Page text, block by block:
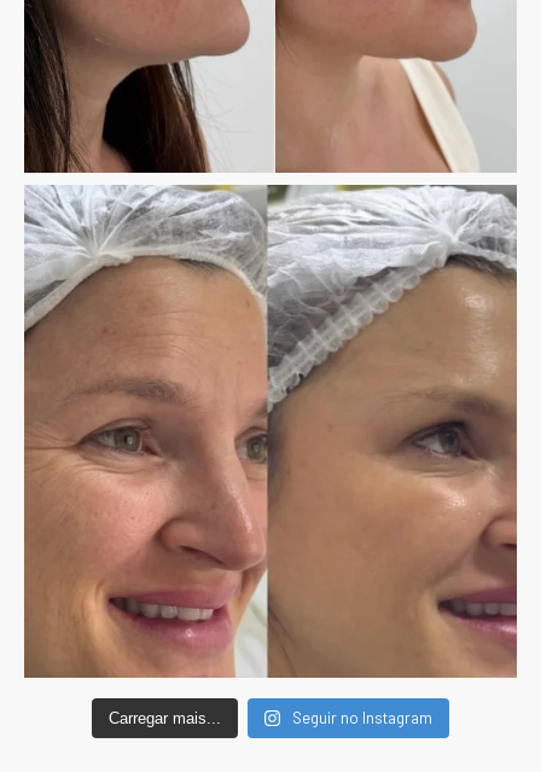
Carregar mais... Seguir no Instagram